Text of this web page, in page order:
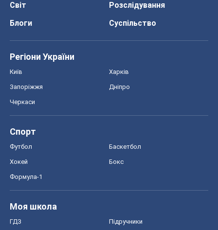
Світ
Розслідування
Блоги
Суспільство
Регіони України
Київ Харків
Запоріжжя Дніпро
Черкаси
Спорт
Футбол Баскетбол
Хокей Бокс
Формула-1
Моя школа
ГДЗ Підручники